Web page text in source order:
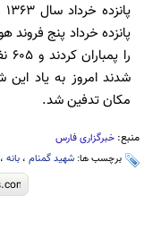
پانزده خرداد پنج فروند
شدند امروز به یاد
مکان تدفین شد.
منبع: خبرگزاری فارس
برچسب ها: شهید گمنام ، بانه ،